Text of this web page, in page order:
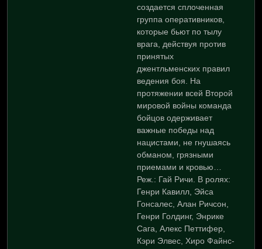
создается сплоченная
группа оперативников,
которые бьют по тылу
врага, действуя против
принятых
джентльменских правил
ведения боя. На
протяжении всей Второй
мировой войны команда
бойцов одерживает
важные победы над
нацистами, не гнушаясь
обманом, грязными
приемами и кровью…
Реж.: Гай Ричи. В ролях:
Генри Кавилл, Эйса
Гонсалес, Алан Ричсон,
Генри Голдинг, Энрике
Сага, Алекс Петтифер,
Кэри Элвес, Хиро Файнс-